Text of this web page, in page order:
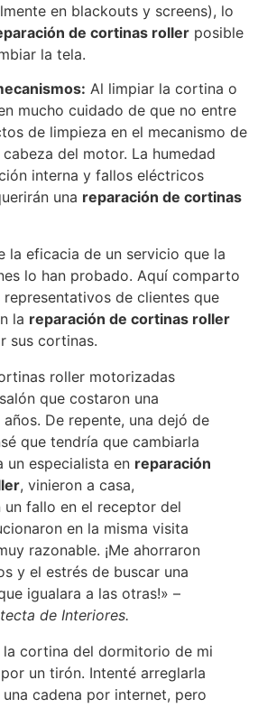
en blackouts y screens), lo
de cortinas roller posible
la tela.
Al limpiar la cortina o
mucho cuidado de que no entre
de limpieza en el mecanismo de
del motor. La humedad
interna y fallos eléctricos
una reparación de cortinas
la eficacia de un servicio que la
lo han probado. Aquí comparto
de clientes que
la reparación de cortinas roller
sus cortinas.
roller motorizadas
que costaron una
De repente, una dejó de
que tendría que cambiarla
un especialista en reparación
, vinieron a casa,
fallo en el receptor del
en la misma visita
razonable. ¡Me ahorraron
y el estrés de buscar una
igualara a las otras!» –
de Interiores.
la cortina del dormitorio de mi
un tirón. Intenté arreglarla
cadena por internet, pero